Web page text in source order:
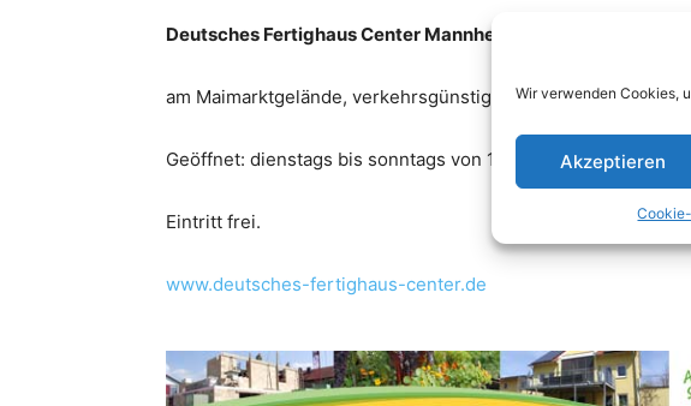
Wir verwenden Cookies,
Akzeptieren
Deutsches Fertighaus Center Mannheim
am Maimarktgelände, verkehrsgünstig an der BAB 656
Geöffnet: dienstags bis sonntags von 10 bis 17 Uhr
Eintritt frei.
www.deutsches-fertighaus-center.de